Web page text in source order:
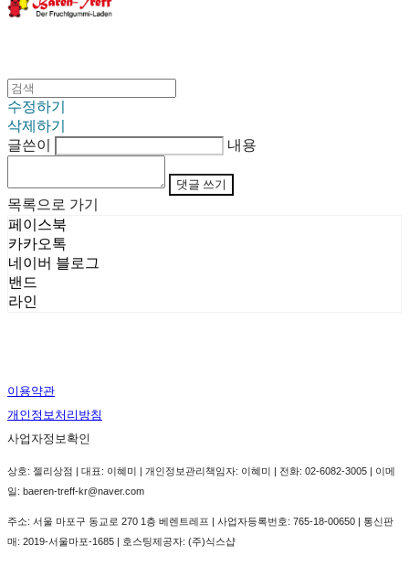
수정하기
삭제하기
글쓴이
내용
댓글 쓰기
목록으로 가기
페이스북
카카오톡
네이버 블로그
밴드
라인
이용약관
개인정보처리방침
사업자정보확인
상호: 젤리상점 | 대표: 이혜미 | 개인정보관리책임자: 이혜미 | 전화: 02-6082-3005 | 이메
일: baeren-treff-kr@naver.com
주소: 서울 마포구 동교로 270 1층 베렌트레프 | 사업자등록번호: 765-18-00650 | 통신판
매: 2019-서울마포-1685 | 호스팅제공자: (주)식스샵